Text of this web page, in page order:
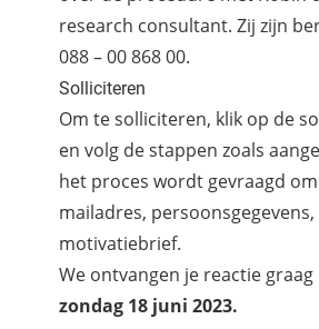
research consultant. Zij zijn
088 – 00 868 00.
Solliciteren
Om te solliciteren, klik op de
en volg de stappen zoals
het proces wordt gevraagd om
mailadres, persoonsgegevens,
motivatiebrief.
We ontvangen je reactie
zondag 18 juni 2023.